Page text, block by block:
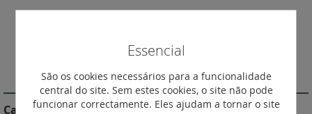
DESCRIÇÃO
Características do Produto
Essencial
São os cookies necessários para a funcionalidade
central do site. Sem estes cookies, o site não pode
funcionar correctamente. Eles ajudam a tornar o site